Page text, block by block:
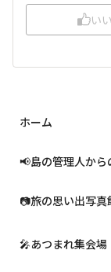
い
ホーム
📢島の管理人から
📷️旅の思い出写真
🎤あつまれ集会場